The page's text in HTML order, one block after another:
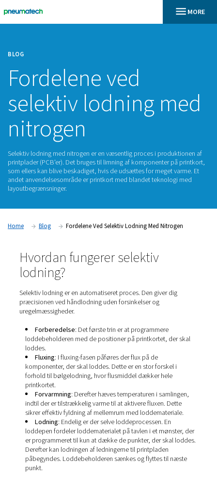
BLOG
Fordelene ved
selektiv lodning
nitrogen
Selektiv lodning med nitrogen er en væsentlig proces i
andet anvendelsesområde er printkort med blandet
Blog
Hvordan fungerer selektiv
lodning?
Selektiv lodning er en automatiseret proces. Den giver
præcisionen ved håndlodning uden forsinkelser og
uregelmæssigheder.
Forberedelse: Det første trin er at programmere
loddebeholderen med de positioner på printkortet,
loddes.
Fluxing: I fluxing-fasen påføres der flux på de
komponenter, der skal loddes. Dette er en stor
forhold til bølgelodning, hvor flusmiddel dækker hele